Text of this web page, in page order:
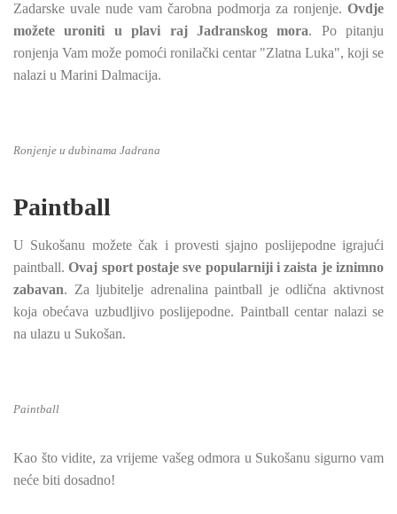
Zadarske uvale nude vam čarobna podmorja za ronjenje. Ovdje
možete uroniti u plavi raj Jadranskog mora. Po pitanju
ronjenja Vam može pomoći ronilački centar "Zlatna Luka", koji se
nalazi u Marini Dalmacija.
Ronjenje u dubinama Jadrana
Paintball
U Sukošanu možete čak i provesti sjajno poslijepodne igrajući
paintball.Ovaj sport postaje sve popularniji i zaista je iznimno
zabavan. Za ljubitelje adrenalina paintball je odlična aktivnost
koja obećava uzbudljivo poslijepodne. Paintball centar nalazi se
na ulazu u Sukošan.
Paintball
Kao što vidite, za vrijeme vašeg odmora u Sukošanu sigurno vam
neće biti dosadno!